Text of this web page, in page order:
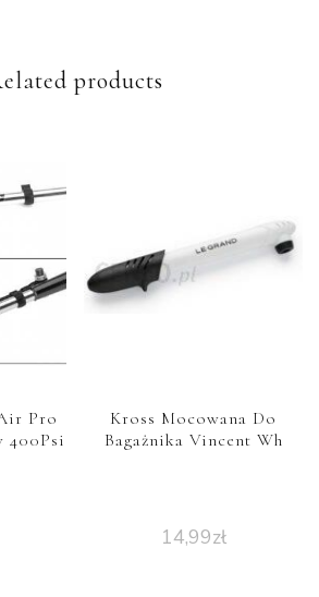
products
Pro
400Psi
Kross Mocowana Do
Bagażnika Vincent Wh
14,99zł